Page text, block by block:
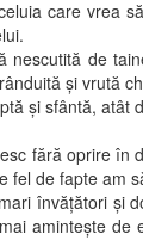
care vrea
de
şi vrută
şi sfântă,
oprire în
de fapte am
învăţători şi
aminteşte